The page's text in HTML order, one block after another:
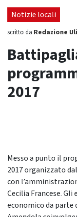
Notizie locali
scritto da Redazione
2017
Messo a punto il
2017 organizzato
con
Cecilia Francese.
economico da parte